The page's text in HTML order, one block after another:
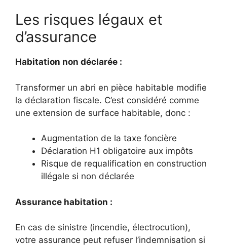
Les risques légaux et
d’assurance
Habitation non déclarée :
Transformer un abri en pièce habitable modifie
la déclaration fiscale. C’est considéré comme
une extension de surface habitable, donc :
Augmentation de la taxe foncière
Déclaration H1 obligatoire aux impôts
Risque de requalification en construction
illégale si non déclarée
Assurance habitation :
En cas de sinistre (incendie, électrocution),
votre assurance peut refuser l’indemnisation si